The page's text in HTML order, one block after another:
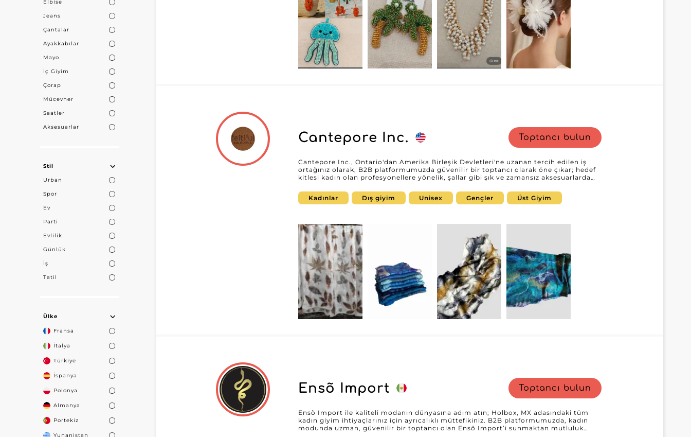
Elbise
Jeans
Çantalar
Ayakkabılar
Mayo
İç Giyim
Çorap
Mücevher
Saatler
Aksesuarlar
Stil
Urban
Spor
Ev
Parti
Evlilik
Günlük
İş
Tatil
Ülke
Fransa
İtalya
Türkiye
İspanya
Polonya
Almanya
Portekiz
Yunanistan
Cantepore Inc. Toptancı bulun
Cantepore Inc., Ontario'dan Amerika Birleşik Devletleri'ne uzanan tercih edilen iş
ortağınız olarak, B2B platformumuzda güvenilir bir toptancı olarak öne çıkar; hedef
kitlesi kadın olan profesyonellere yönelik, şallar gibi şık ve zamansız aksesuarlarda
ürünler değil, aynı zamanda eşsiz bir hizmet deneyimi de sunar. Cantepore Inc.'de
her şal, şıklık ve işlevselliği birleştiren, kadın tüketicilerin beklentilerini karşılamak ve
tasarımlar sunar. Ürün yelpazesini sizin özel ihtiyaçlarınıza uyarlamak, misyonunun
merkezinde yer alır. Cantepore Inc. ürünlerini tercih ettiğinizde, siparişlerinizi
yönetmeyi ve zamanınızı optimize etmeyi kolaylaştıran bir MicroStore sistemine
erişim elde edersiniz. Bu yenilikçi sistem, sorunsuz ve güvenli bir işlem süreci sağlar;
böylece çabalarınızı işletmenizi büyütmeye daha fazla odaklayabilirsiniz. Cantepore
Inc.'in kaliteye ve müşteri memnuniyetine olan bağlılığı, kanıtlanmış bir güvenilirliğe
dönüşür. Dikkatli ve hızlı müşteri hizmetleriyle bu toptancı, ihtiyaçlarınızın her
zaman öncelik olmasını sağlar. Ayrıca, verimli lojistik ağı hızlı ve güvenli teslimat
sunar; böylece müşterilerinizi etkilemeye hazır bir stoğu her zaman elinizin altında
tutarsınız. Cantepore Inc.'in bayiler topluluğuna katılmak, işletmenizi yeni zirvelere
taşıyan ve modern kadınlar için hem şık hem de çekici ürünlerle teklifinizi
zenginleştiren bir müttefik seçmek demektir. Cantepore Inc.'in mükemmeliyeti
sayesinde satışlarınızı canlandırma ve müşteri sadakatini artırma fırsatı hiç bu kadar
Kadınlar Dış giyim Unisex Gençler Üst Giyim
Ensõ Import Toptancı bulun
Ensõ Import ile kaliteli modanın dünyasına adım atın; Holbox, MX adasındaki tüm
kadın giyim ihtiyaçlarınız için ayrıcalıklı müttefikiniz. B2B platformumuzda, kadın
modunda uzman, güvenilir bir toptancı olan Ensõ Import’i sunmaktan mutluluk